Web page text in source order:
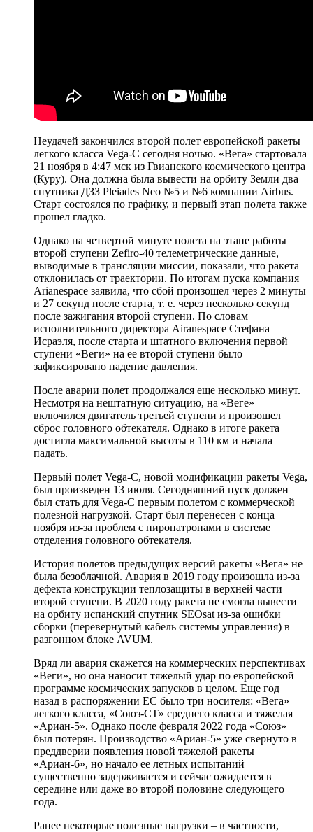
Неудачей закончился второй полет европейской ракеты
легкого класса Vega-C сегодня ночью. «Вега» стартовала
21 ноября в 4:47 мск из Гвианского космического центра
(Куру). Она должна была вывести на орбиту Земли два
спутника ДЗЗ Pleiades Neo №5 и №6 компании Airbus.
Старт состоялся по графику, и первый этап полета также
прошел гладко.
Однако на четвертой минуте полета на этапе работы
второй ступени Zefiro-40 телеметрические данные,
выводимые в трансляции миссии, показали, что ракета
отклонилась от траектории. По итогам пуска компания
Arianespace заявила, что сбой произошел через 2 минуты
и 27 секунд после старта, т. е. через несколько секунд
после зажигания второй ступени. По словам
исполнительного директора Airanespace Стефана
Исраэля, после старта и штатного включения первой
ступени «Веги» на ее второй ступени было
зафиксировано падение давления.
После аварии полет продолжался еще несколько минут.
Несмотря на нештатную ситуацию, на «Веге»
включился двигатель третьей ступени и произошел
сброс головного обтекателя. Однако в итоге ракета
достигла максимальной высоты в 110 км и начала
падать.
Первый полет Vega-C, новой модификации ракеты Vega,
был произведен 13 июля. Сегодняшний пуск должен
был стать для Vega-C первым полетом с коммерческой
полезной нагрузкой. Старт был перенесен с конца
ноября из-за проблем с пиропатронами в системе
отделения головного обтекателя.
История полетов предыдущих версий ракеты «Вега» не
была безоблачной. Авария в 2019 году произошла из-за
дефекта конструкции теплозащиты в верхней части
второй ступени. В 2020 году ракета не смогла вывести
на орбиту испанский спутник SEOsat из-за ошибки
сборки (перевернутый кабель системы управления) в
разгонном блоке AVUM.
Вряд ли авария скажется на коммерческих перспективах
«Веги», но она наносит тяжелый удар по европейской
программе космических запусков в целом. Еще год
назад в распоряжении ЕС было три носителя: «Вега»
легкого класса, «Союз-СТ» среднего класса и тяжелая
«Ариан-5». Однако после февраля 2022 года «Союз»
был потерян. Производство «Ариан-5» уже свернуто в
преддверии появления новой тяжелой ракеты
«Ариан-6», но начало ее летных испытаний
существенно задерживается и сейчас ожидается в
середине или даже во второй половине следующего
года.
Ранее некоторые полезные нагрузки – в частности,